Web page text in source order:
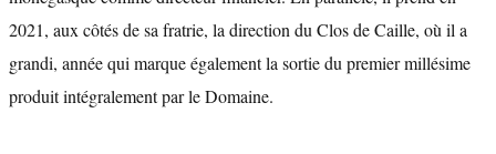
2021, aux côtés de sa fratrie, la direction du Clos de Caille, où il a
grandi, année qui marque également la sortie du premier millésime
produit intégralement par le Domaine.